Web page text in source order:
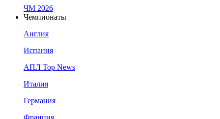
ЧМ 2026
Чемпионаты
Англия
Испания
АПЛ Top News
Италия
Германия
Франция